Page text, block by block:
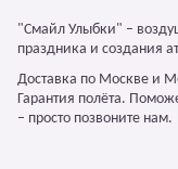
"Смайл Улыбки" –
праздника и создания
Доставка по Москве и
Гарантия полёта.
– просто позвоните нам.